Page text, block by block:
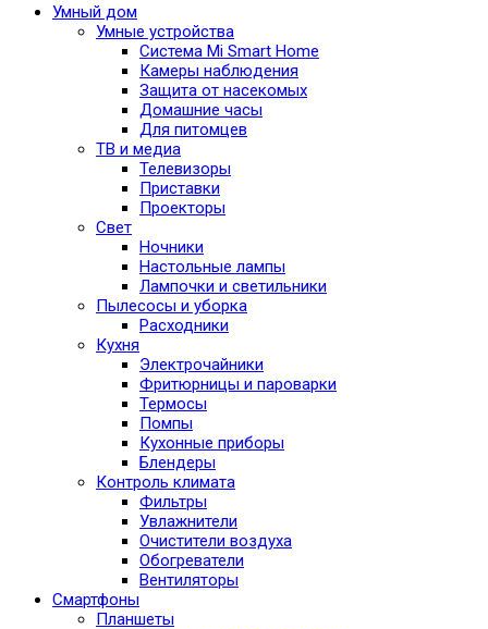
Умный дом
Умные устройства
Система Mi Smart Home
Камеры наблюдения
Защита от насекомых
Домашние часы
Для питомцев
ТВ и медиа
Телевизоры
Приставки
Проекторы
Свет
Ночники
Настольные лампы
Лампочки и светильники
Пылесосы и уборка
Расходники
Кухня
Электрочайники
Фритюрницы и пароварки
Термосы
Помпы
Кухонные приборы
Блендеры
Контроль климата
Фильтры
Увлажнители
Очистители воздуха
Обогреватели
Вентиляторы
Смартфоны
Планшеты